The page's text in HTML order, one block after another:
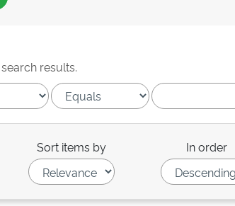
results.
Sort items by In order